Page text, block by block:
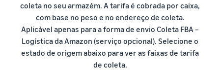
coleta no seu armazém. A tarifa é cobrada por caixa,
com base no peso e no endereço de coleta.
Aplicável apenas para a forma de envio Coleta FBA –
Logística da Amazon (serviço opcional). Selecione o
estado de origem abaixo para ver as faixas de tarifa
de coleta.